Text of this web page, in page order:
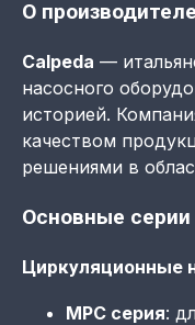
О производителе
Calpeda —
насосного
историей.
качеством
решениями в
Основные серии
Циркуляционные
MPC серия: